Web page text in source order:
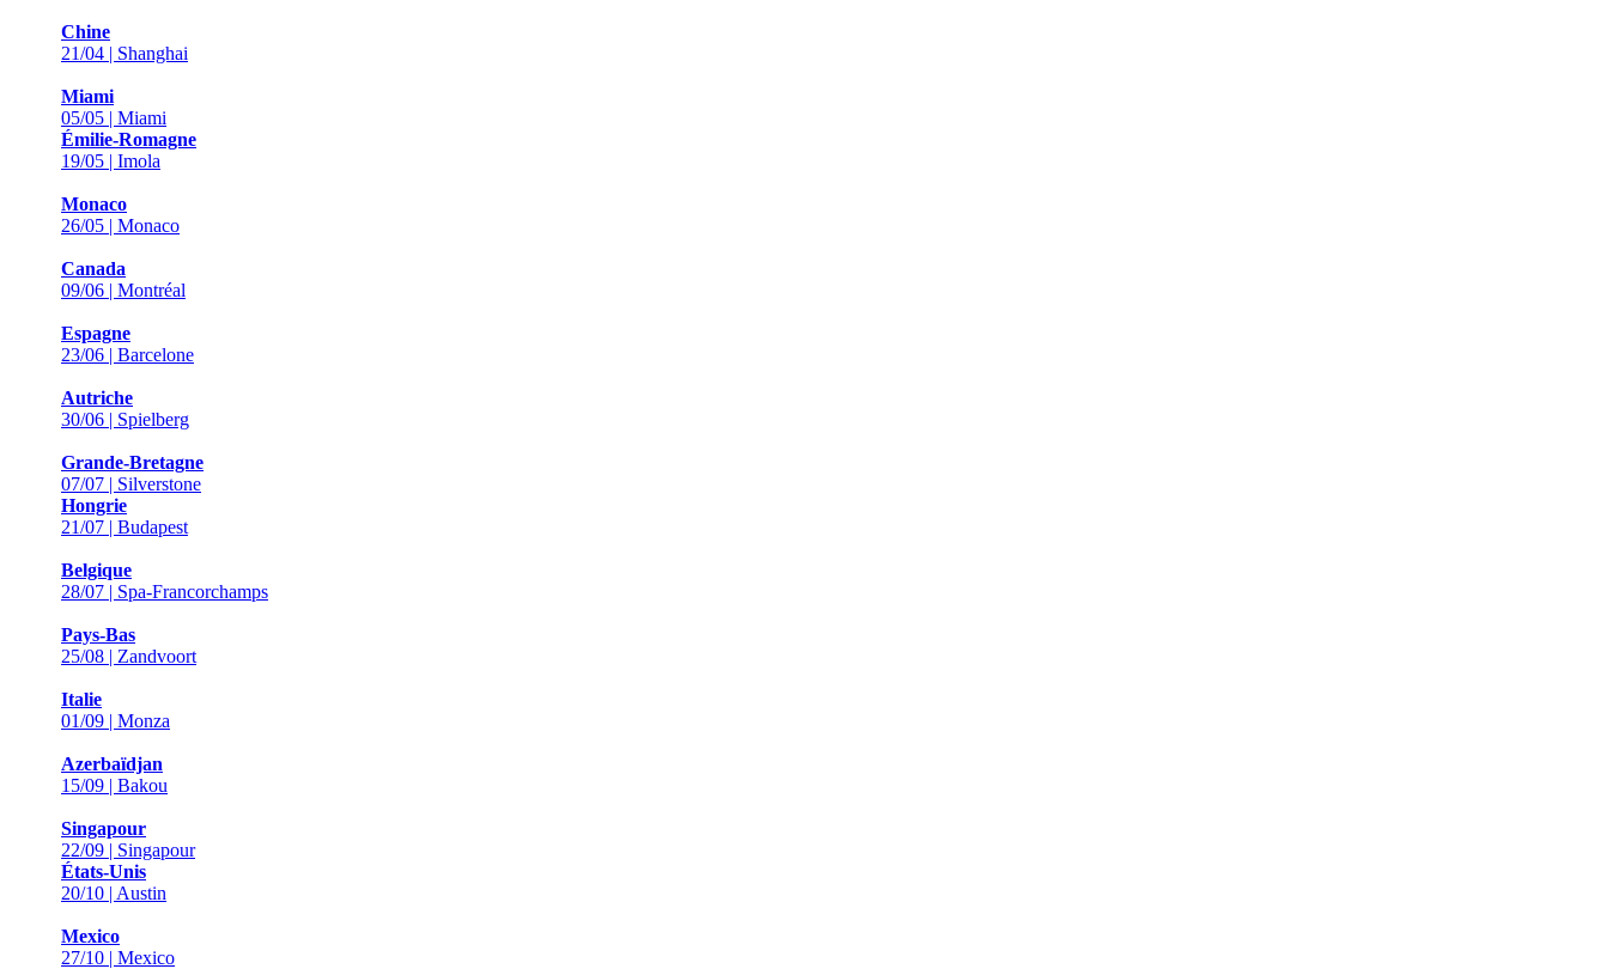
Chine
21/04 | Shanghai
Miami
05/05 | Miami
Émilie-Romagne
19/05 | Imola
Monaco
26/05 | Monaco
Canada
09/06 | Montréal
Espagne
23/06 | Barcelone
Autriche
30/06 | Spielberg
Grande-Bretagne
07/07 | Silverstone
Hongrie
21/07 | Budapest
Belgique
28/07 | Spa-Francorchamps
Pays-Bas
25/08 | Zandvoort
Italie
01/09 | Monza
Azerbaïdjan
15/09 | Bakou
Singapour
22/09 | Singapour
États-Unis
20/10 | Austin
Mexico
27/10 | Mexico